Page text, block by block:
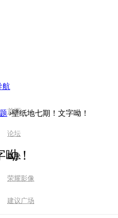
航
首页
论坛
版块
荣耀影像
建议广场
›壁纸地七期！文字呦！
！